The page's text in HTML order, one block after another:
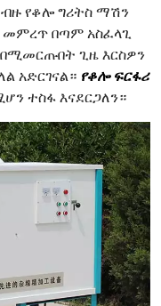
የቆሎ ግሪትስ ማሽን
መምረጥ በጣም አስፈላጊ
ጊዜ እርስዎን
አድርገናል። የቆሎ ፍርፋሪ
ተስፋ እናደርጋለን።